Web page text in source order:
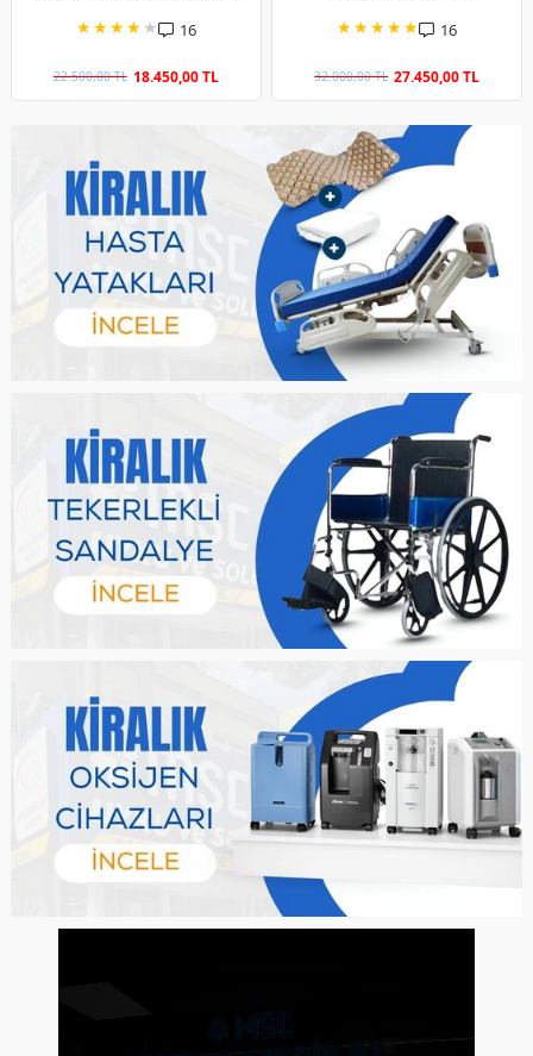
★★★★ ★ 16
18.450,00 TL
22.500,00 TL
★★★★★ 16
27.450,00 TL
32.000,00 TL